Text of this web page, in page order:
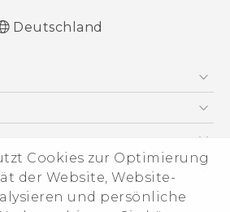
Cookies zur Optimierung
der Website, Website-
und persönliche
Bestimmungen
- Quick start guide
- User manual
and regulatory guide
Deutschland